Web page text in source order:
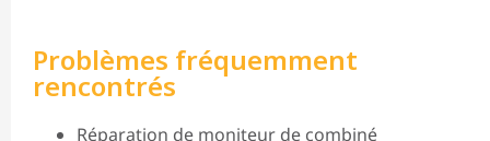
Problèmes fréquemment
rencontrés
Réparation de moniteur de combiné